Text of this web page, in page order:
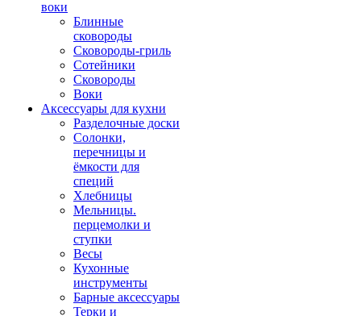
воки
Блинные
сковороды
Сковороды-гриль
Сотейники
Сковороды
Воки
Аксессуары для кухни
Разделочные доски
Солонки,
перечницы и
ёмкости для
специй
Хлебницы
Мельницы.
перцемолки и
ступки
Весы
Кухонные
инструменты
Барные аксессуары
Терки и